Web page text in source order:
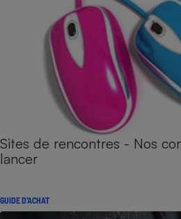
Sites de rencontres - Nos
lancer
GUIDE D'ACHAT